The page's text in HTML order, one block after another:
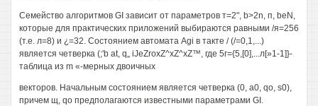
Семейство алгоритмов GI зависит от параметров т=2", b>2n, п, beN,
которые для практических приложений выбираются равными /я=256
(т.е. л=8) и ¿=32. Состоянием автомата Agi в такте / (/=0,1,...)
является четверка (;'b at, q„ iJeZroxZ^xZ^xZ™, где 5г={5,[0],...л[»1-1]}-
таблица из m «-мерных двоичных
векторов. Начальным состоянием является четверка (0, а0, qo, s0),
причем щ, qo предполагаются известными параметрами GI.